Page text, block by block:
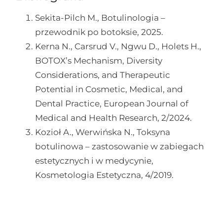
Sekita-Pilch M., Botulinologia –
przewodnik po botoksie, 2025.
Kerna N., Carsrud V., Ngwu D., Holets H.,
BOTOX’s Mechanism, Diversity
Considerations, and Therapeutic
Potential in Cosmetic, Medical, and
Dental Practice, European Journal of
Medical and Health Research, 2/2024.
Kozioł A., Werwińska N., Toksyna
botulinowa – zastosowanie w zabiegach
estetycznych i w medycynie,
Kosmetologia Estetyczna, 4/2019.